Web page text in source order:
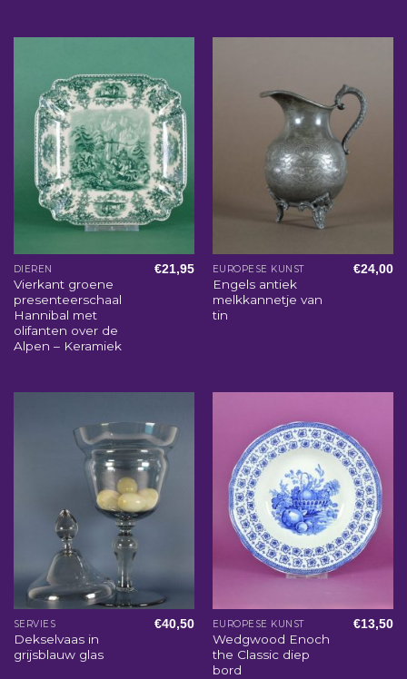
DIEREN
Vierkant groene
presenteerschaal
Hannibal met
olifanten over de
Alpen – Keramiek
€21,95 EUROPESE KUNST
Engels antiek
melkkannetje van
tin
€24,00
SERVIES
Dekselvaas in
grijsblauw glas
€40,50 EUROPESE KUNST
Wedgwood Enoch
the Classic diep
bord
€13,50